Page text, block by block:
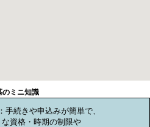
のミニ知識
：手続きや申込みが簡単で、
資格・時期の制限や